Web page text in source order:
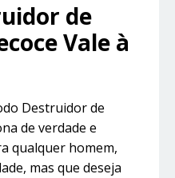
de
Vale à
Destruidor de
de verdade e
qualquer homem,
mas que deseja